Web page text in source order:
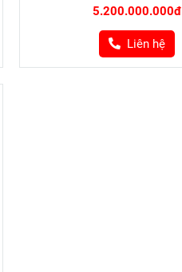
5.200.000.000đ
Liên hệ